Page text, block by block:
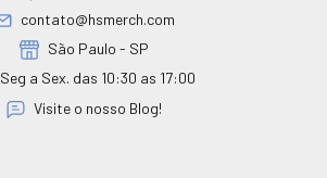
contato@hsmerch.com
São Paulo - SP
Seg a Sex. das 10:30 as 17:00
Visite o nosso Blog!